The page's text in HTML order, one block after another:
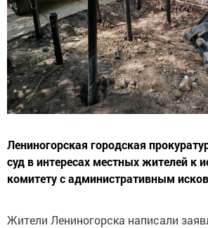
Лениногорская городская
суд в интересах местных жителей к
комитету с административным
Жители Лениногорска написали